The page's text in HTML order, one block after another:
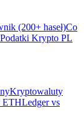
(200+ haseł)Co
Podatki Krypto PL
Kryptowaluty
ETHLedger vs